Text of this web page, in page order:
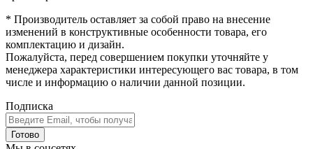
* Производитель оставляет за собой право на внесение
изменений в конструктивные особенности товара, его
комплектацию и дизайн.
Пожалуйста, перед совершением покупки уточняйте у
менеджера характеристики интересующего вас товара, в том
числе и информацию о наличии данной позиции.
Подписка
Готово